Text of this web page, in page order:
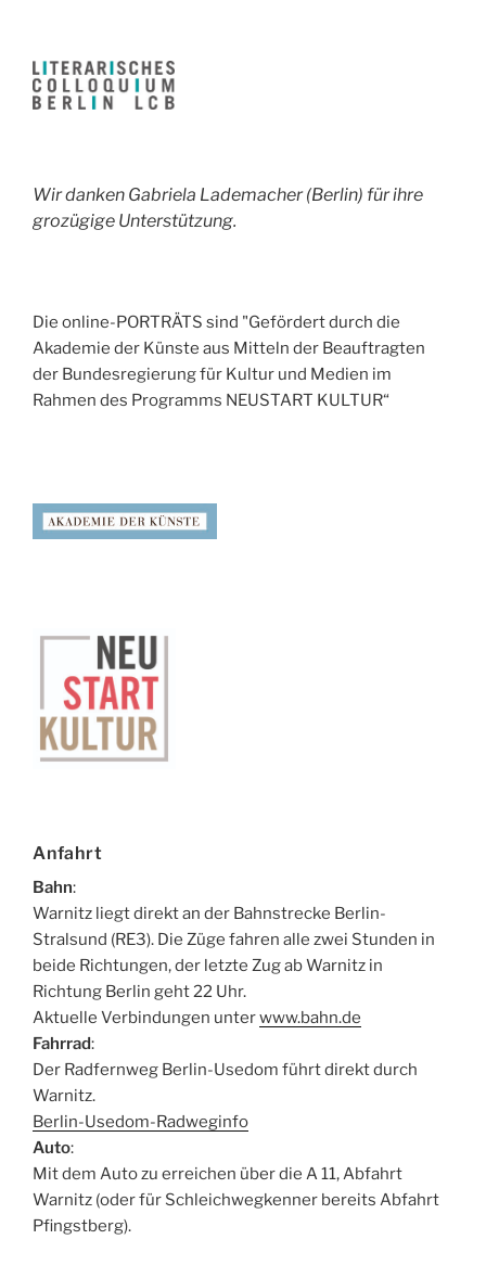
Wir danken Gabriela Lademacher (Berlin) für ihre
grozügige Unterstützung.
Die online-PORTRÄTS sind "Gefördert durch die
Akademie der Künste aus Mitteln der Beauftragten
der Bundesregierung für Kultur und Medien im
Rahmen des Programms NEUSTART KULTUR“
Anfahrt
Bahn:
Warnitz liegt direkt an der Bahnstrecke Berlin-
Stralsund (RE3). Die Züge fahren alle zwei Stunden in
beide Richtungen, der letzte Zug ab Warnitz in
Richtung Berlin geht 22 Uhr.
Aktuelle Verbindungen unterwww.bahn.de
Fahrrad:
Der Radfernweg Berlin-Usedom führt direkt durch
Warnitz.
Berlin-Usedom-Radweginfo
Auto:
Mit dem Auto zu erreichen über die A 11, Abfahrt
Warnitz (oder für Schleichwegkenner bereits Abfahrt
Pfingstberg).